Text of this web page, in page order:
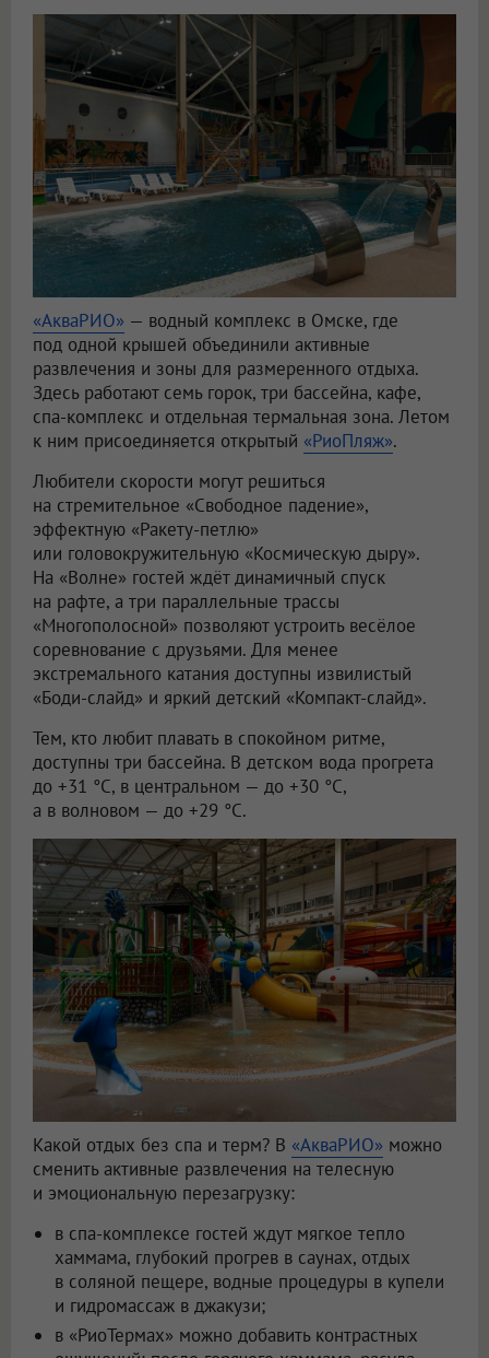
«АкваРИО» — водный комплекс в Омске, где
под одной крышей объединили активные
развлечения и зоны для размеренного отдыха.
Здесь работают семь горок, три бассейна, кафе,
спа-комплекс и отдельная термальная зона. Летом
к ним присоединяется открытый «РиоПляж».
Любители скорости могут решиться
на стремительное «Свободное падение»,
эффектную «Ракету-петлю»
или головокружительную «Космическую дыру».
На «Волне» гостей ждёт динамичный спуск
на рафте, а три параллельные трассы
«Многополосной» позволяют устроить весёлое
соревнование с друзьями. Для менее
экстремального катания доступны извилистый
«Боди-слайд» и яркий детский «Компакт-слайд».
Тем, кто любит плавать в спокойном ритме,
доступны три бассейна. В детском вода прогрета
до +31 °C, в центральном — до +30 °C,
а в волновом — до +29 °C.
Какой отдых без спа и терм? В «АкваРИО» можно
сменить активные развлечения на телесную
и эмоциональную перезагрузку:
в спа-комплексе гостей ждут мягкое тепло
хаммама, глубокий прогрев в саунах, отдых
в соляной пещере, водные процедуры в купели
и гидромассаж в джакузи;
в «РиоТермах» можно добавить контрастных